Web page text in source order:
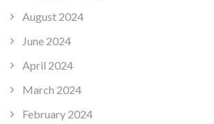
August 2024
June 2024
April 2024
March 2024
February 2024